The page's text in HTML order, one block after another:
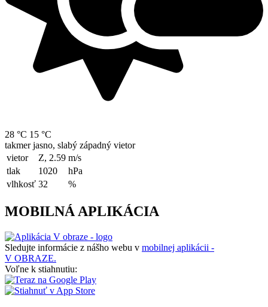
28 °C 15 °C
takmer jasno, slabý západný vietor
vietor
Z, 2.59 m/s
tlak
1020
hPa
vlhkosť 32 %
MOBILNÁ APLIKÁCIA
Sledujte informácie z nášho webu v mobilnej aplikácii -
V OBRAZE.
Voľne k stiahnutiu: